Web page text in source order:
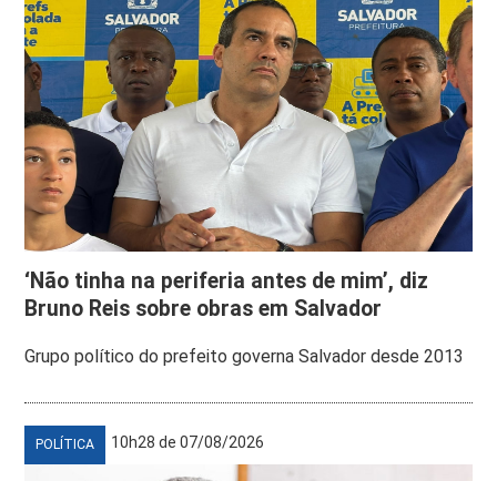
‘Não tinha na periferia antes de mim’, diz
Bruno Reis sobre obras em Salvador
Grupo político do prefeito governa Salvador desde 2013
POLÍTICA 10h28 de 07/08/2026